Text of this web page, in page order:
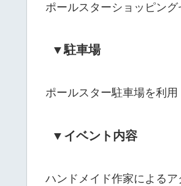
ポールスターショッピン
▼駐車場
ポールスター駐車場を利用
▼イベント内容
ハンドメイド作家による